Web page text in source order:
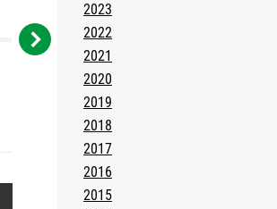
2023
2022
2021
2020
2019
2018
2017
2016
2015